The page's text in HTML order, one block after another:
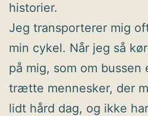
historier.
Jeg transporterer mig
min cykel. Når jeg så
på mig, som om bussen
trætte mennesker, der
lidt hård dag, og ikke